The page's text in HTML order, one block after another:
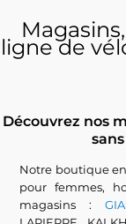
ligne de
Découvrez nos
Notre boutique
pour femmes,
magasins :